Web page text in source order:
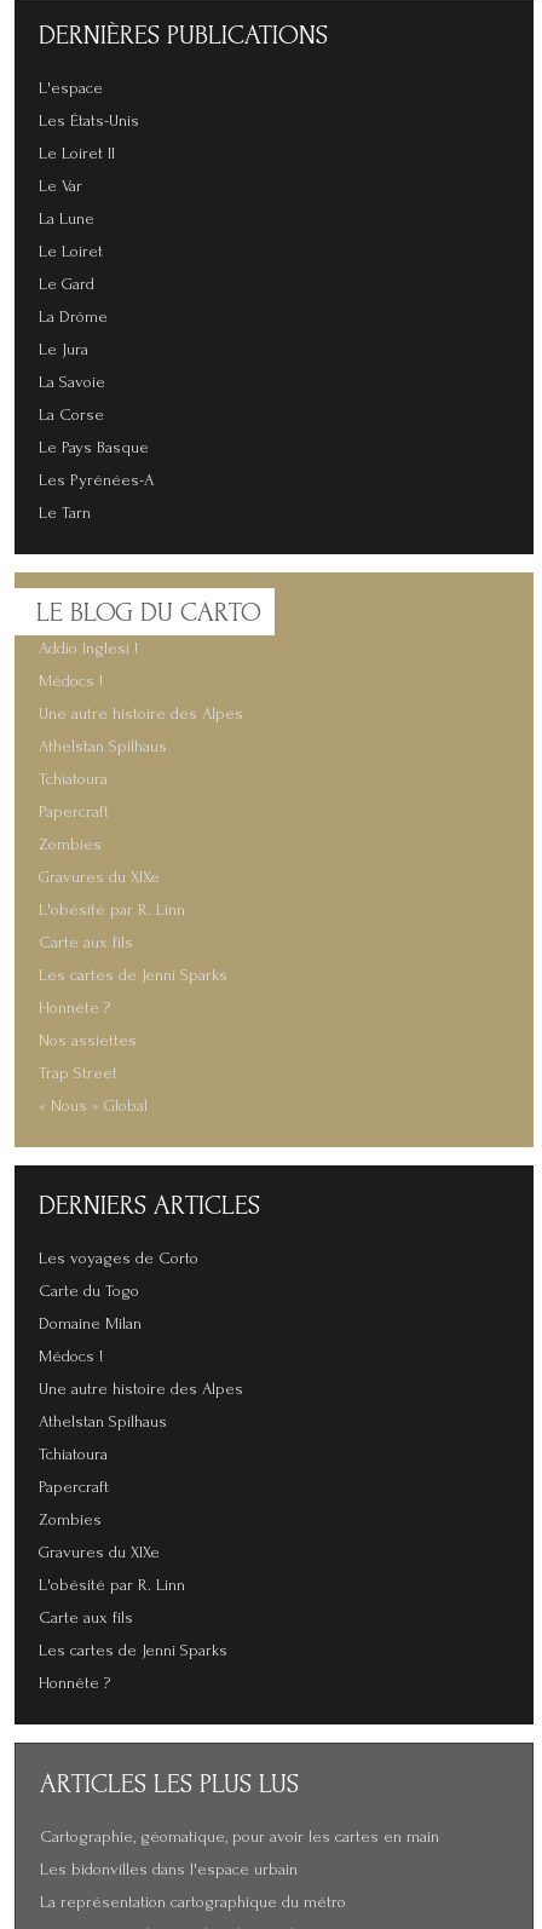
DERNIÈRES PUBLICATIONS
L'espace
Les États-Unis
Le Loiret II
Le Var
La Lune
Le Loiret
Le Gard
La Drôme
Le Jura
La Savoie
La Corse
Le Pays Basque
Les Pyrénées-A
Le Tarn
LE BLOG DU CARTO
Addio Inglesi !
Médocs !
Une autre histoire des Alpes
Athelstan Spilhaus
Tchiatoura
Papercraft
Zombies
Gravures du XIXe
L'obésité par R. Linn
Carte aux fils
Les cartes de Jenni Sparks
Honnête ?
Nos assiettes
Trap Street
« Nous » Global
DERNIERS ARTICLES
Les voyages de Corto
Carte du Togo
Domaine Milan
Médocs !
Une autre histoire des Alpes
Athelstan Spilhaus
Tchiatoura
Papercraft
Zombies
Gravures du XIXe
L'obésité par R. Linn
Carte aux fils
Les cartes de Jenni Sparks
Honnête ?
ARTICLES LES PLUS LUS
Cartographie, géomatique, pour avoir les cartes en main
Les bidonvilles dans l'espace urbain
La représentation cartographique du métro